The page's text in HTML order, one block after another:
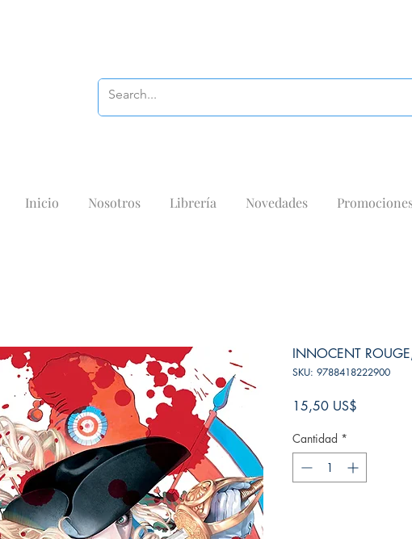
Inicio Nosotros Librería Novedades
INNOCENT
SKU: 9788418222900
15,50 US$
Cantidad *